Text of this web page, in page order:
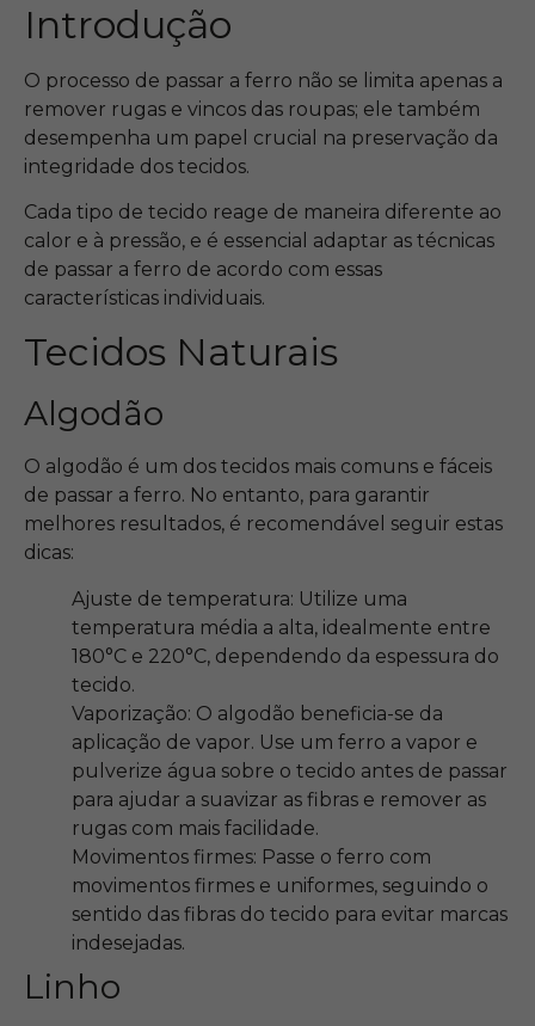
Introdução
O processo de passar a ferro não se limita apenas a
remover rugas e vincos das roupas; ele também
desempenha um papel crucial na preservação da
integridade dos tecidos.
Cada tipo de tecido reage de maneira diferente ao
calor e à pressão, e é essencial adaptar as técnicas
de passar a ferro de acordo com essas
características individuais.
Tecidos Naturais
Algodão
O algodão é um dos tecidos mais comuns e fáceis
de passar a ferro. No entanto, para garantir
melhores resultados, é recomendável seguir estas
dicas:
Ajuste de temperatura: Utilize uma
temperatura média a alta, idealmente entre
180°C e 220°C, dependendo da espessura do
tecido.
Vaporização: O algodão beneficia-se da
aplicação de vapor. Use um ferro a vapor e
pulverize água sobre o tecido antes de passar
para ajudar a suavizar as fibras e remover as
rugas com mais facilidade.
Movimentos firmes: Passe o ferro com
movimentos firmes e uniformes, seguindo o
sentido das fibras do tecido para evitar marcas
indesejadas.
Linho